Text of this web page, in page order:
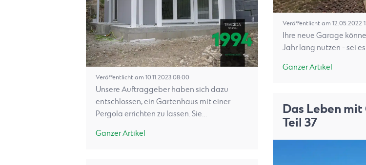
Veröffentlicht am 10.11.2023 08:00
Unsere Auftraggeber haben sich dazu
entschlossen, ein Gartenhaus mit einer
Pergola errichten zu lassen. Sie…
Ganzer Artikel
Veröffentlicht am 12.05.2022
Ihre neue Garage
Jahr lang nutzen - sei
Ganzer Artikel
Das Leben mit
Teil 37